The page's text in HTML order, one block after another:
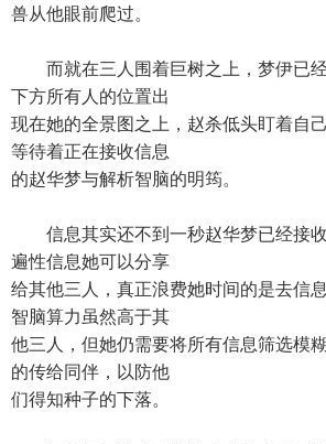
兽从他眼前爬过。
而就在三人围着巨树之上，梦伊已经
下方所有人的位置出
现在她的全景图之上，赵杀低头盯着自
等待着正在接收信息
的赵华梦与解析智脑的明筠。
信息其实还不到一秒赵华梦已经接收
遍性信息她可以分享
给其他三人，真正浪费她时间的是去信
智脑算力虽然高于其
他三人，但她仍需要将所有信息筛选模
的传给同伴，以防他
们得知种子的下落。